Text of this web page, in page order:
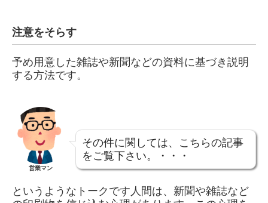
注意をそらす
予め用意した雑誌や新聞などの資料に基づき説明
する方法です。
営業マン
その件に関しては、こちらの記事
をご覧下さい。・・・
というようなトークです人間は、新聞や雑誌など